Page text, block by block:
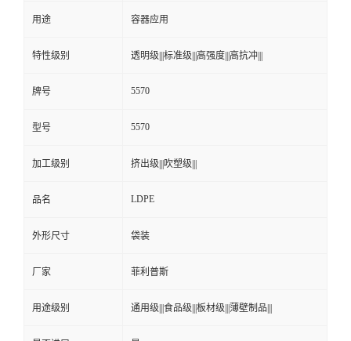
用途 容器应用
特性级别 透明级|||标准级|||高强度|||高抗冲|||
牌号 5570
型号 5570
加工级别 挤出级|||吹塑级|||
品名 LDPE
外形尺寸 袋装
厂家 菲利普斯
用途级别 通用级|||食品级|||板材级|||薄壁制品|||